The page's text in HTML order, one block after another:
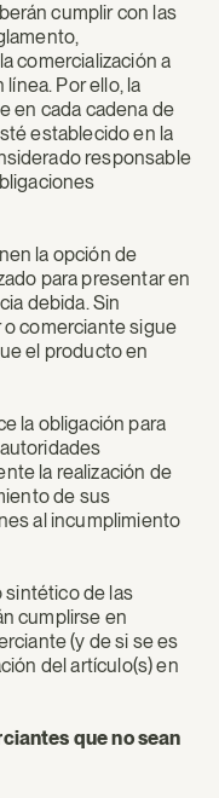
cumplir con las
comercialización a
Por ello, la
en cada cadena de
establecido en la
responsable
la opción de
para presentar en
debida. Sin
comerciante sigue
el producto en
la obligación para
la realización de
de sus
al incumplimiento
sintético de las
cumplirse en
(y de si se es
del artículo(s) en
que no sean